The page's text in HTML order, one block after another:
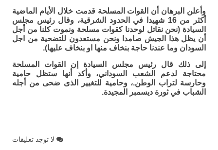
وأعلن البرهان أن القوات المسلحة قدمت خلال الأيام الماضية
أكثر من 16 شهيدا في الحدود الشرقية، وقال رئيس مجلس
السيادة (نحن نقاتل لوحدنا كقوات مسلحة ونموت كلنا من أجل
أن يظل هذا الجيش صامدا ونحن مستعدون للتضحية من اجل
السودان وما عندنا حاجة بنخاف منها او بنخاف عليها).
إلى ذلك قال رئيس مجلس السيادة إن القوات المسلحة
محتاجة لدعم الشعب السوداني، وأكد أنها ستظل حامية
وحارسة لتراب الوطن.، وحامية للتغيير الذى ضحى من أجله
الشباب في ثورة ديسمبر المجيدة.
لا توجد تعليقات